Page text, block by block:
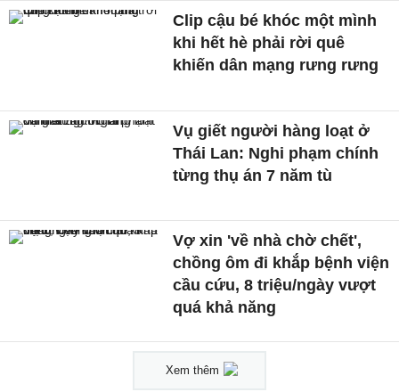
Clip cậu bé khóc một mình
khi hết hè phải rời quê
khiến dân mạng rưng rưng
Vụ giết người hàng loạt ở
Thái Lan: Nghi phạm chính
từng thụ án 7 năm tù
Vợ xin 'về nhà chờ chết',
chồng ôm đi khắp bệnh viện
cầu cứu, 8 triệu/ngày vượt
quá khả năng
Xem thêm